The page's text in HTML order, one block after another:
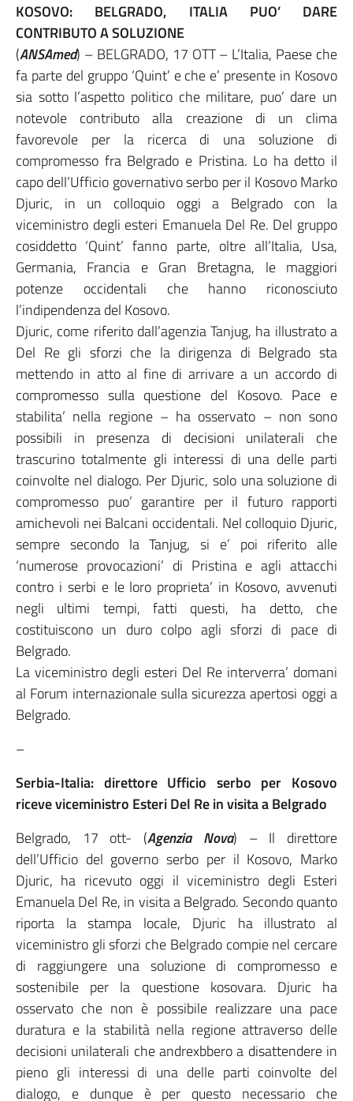
KOSOVO: BELGRADO, ITALIA PUO’ DARE
CONTRIBUTO A SOLUZIONE
(ANSAmed) – BELGRADO, 17 OTT – L’Italia, Paese che
fa parte del gruppo ‘Quint’ e che e’ presente in Kosovo
sia sotto l’aspetto politico che militare, puo’ dare un
notevole contributo alla creazione di un clima
favorevole per la ricerca di una soluzione di
compromesso fra Belgrado e Pristina. Lo ha detto il
capo dell’Ufficio governativo serbo per il Kosovo Marko
Djuric, in un colloquio oggi a Belgrado con la
viceministro degli esteri Emanuela Del Re. Del gruppo
cosiddetto ‘Quint’ fanno parte, oltre all’Italia, Usa,
Germania, Francia e Gran Bretagna, le maggiori
potenze occidentali che hanno riconosciuto
l’indipendenza del Kosovo.
Djuric, come riferito dall’agenzia Tanjug, ha illustrato a
Del Re gli sforzi che la dirigenza di Belgrado sta
mettendo in atto al fine di arrivare a un accordo di
compromesso sulla questione del Kosovo. Pace e
stabilita’ nella regione – ha osservato – non sono
possibili in presenza di decisioni unilaterali che
trascurino totalmente gli interessi di una delle parti
coinvolte nel dialogo. Per Djuric, solo una soluzione di
compromesso puo’ garantire per il futuro rapporti
amichevoli nei Balcani occidentali. Nel colloquio Djuric,
sempre secondo la Tanjug, si e’ poi riferito alle
‘numerose provocazioni’ di Pristina e agli attacchi
contro i serbi e le loro proprieta’ in Kosovo, avvenuti
negli ultimi tempi, fatti questi, ha detto, che
costituiscono un duro colpo agli sforzi di pace di
Belgrado.
La viceministro degli esteri Del Re interverra’ domani
al Forum internazionale sulla sicurezza apertosi oggi a
Belgrado.
–
Serbia-Italia: direttore Ufficio serbo per Kosovo
riceve viceministro Esteri Del Re in visita a Belgrado
Belgrado, 17 ott- (Agenzia Nova) – Il direttore
dell’Ufficio del governo serbo per il Kosovo, Marko
Djuric, ha ricevuto oggi il viceministro degli Esteri
Emanuela Del Re, in visita a Belgrado. Secondo quanto
riporta la stampa locale, Djuric ha illustrato al
viceministro gli sforzi che Belgrado compie nel cercare
di raggiungere una soluzione di compromesso e
sostenibile per la questione kosovara. Djuric ha
osservato che non è possibile realizzare una pace
duratura e la stabilità nella regione attraverso delle
decisioni unilaterali che andrexbbero a disattendere in
pieno gli interessi di una delle parti coinvolte del
dialogo, e dunque è per questo necessario che